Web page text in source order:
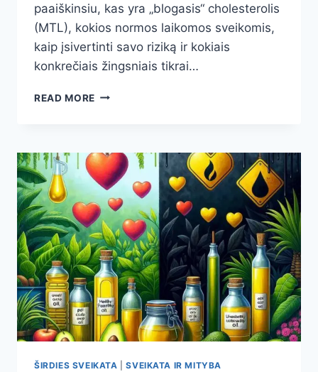
paaiškinsiu, kas yra „blogasis“ cholesterolis
(MTL), kokios normos laikomos sveikomis,
kaip įsivertinti savo riziką ir kokiais
konkrečiais žingsniais tikrai…
READ MORE BLOGASIS
RIZIKOS
TIKSLAI
IR
VEIKSMINGI
BŪDAI
APSAUGOTI
ŠIRDĮ
ŠIRDIES SVEIKATA |SVEIKATA IR MITYBA